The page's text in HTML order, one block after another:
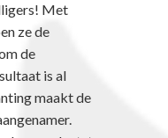
Met
ze de
de
is al
maakt de